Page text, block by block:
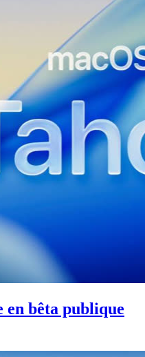
en bêta publique